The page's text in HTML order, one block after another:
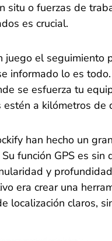
situ o fuerzas de
es crucial.
juego el seguimiento
informado lo es
se esfuerza tu
a kilómetros de
han hecho un
función GPS es sin
y
era crear una
localización claros,